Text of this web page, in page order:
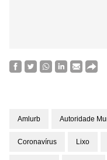
Amlurb Autoridade
Coronavírus Lixo